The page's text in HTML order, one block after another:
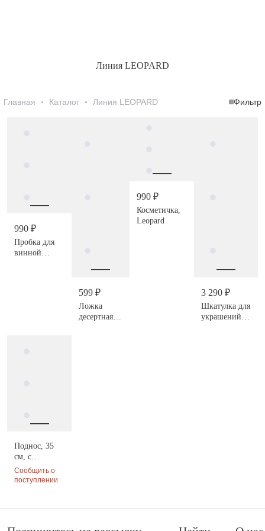
Линия LEOPARD
Главная Каталог Линия LEOPARD Фильтр
990 ₽
Пробка для
винной
599 ₽
Ложка
десертная,
990 ₽
Косметичка,
Leopard
3 290 ₽
Шкатулка для
украшений,
Поднос, 35
см, с
ручками,
Leopard
Сообщить о
поступлении